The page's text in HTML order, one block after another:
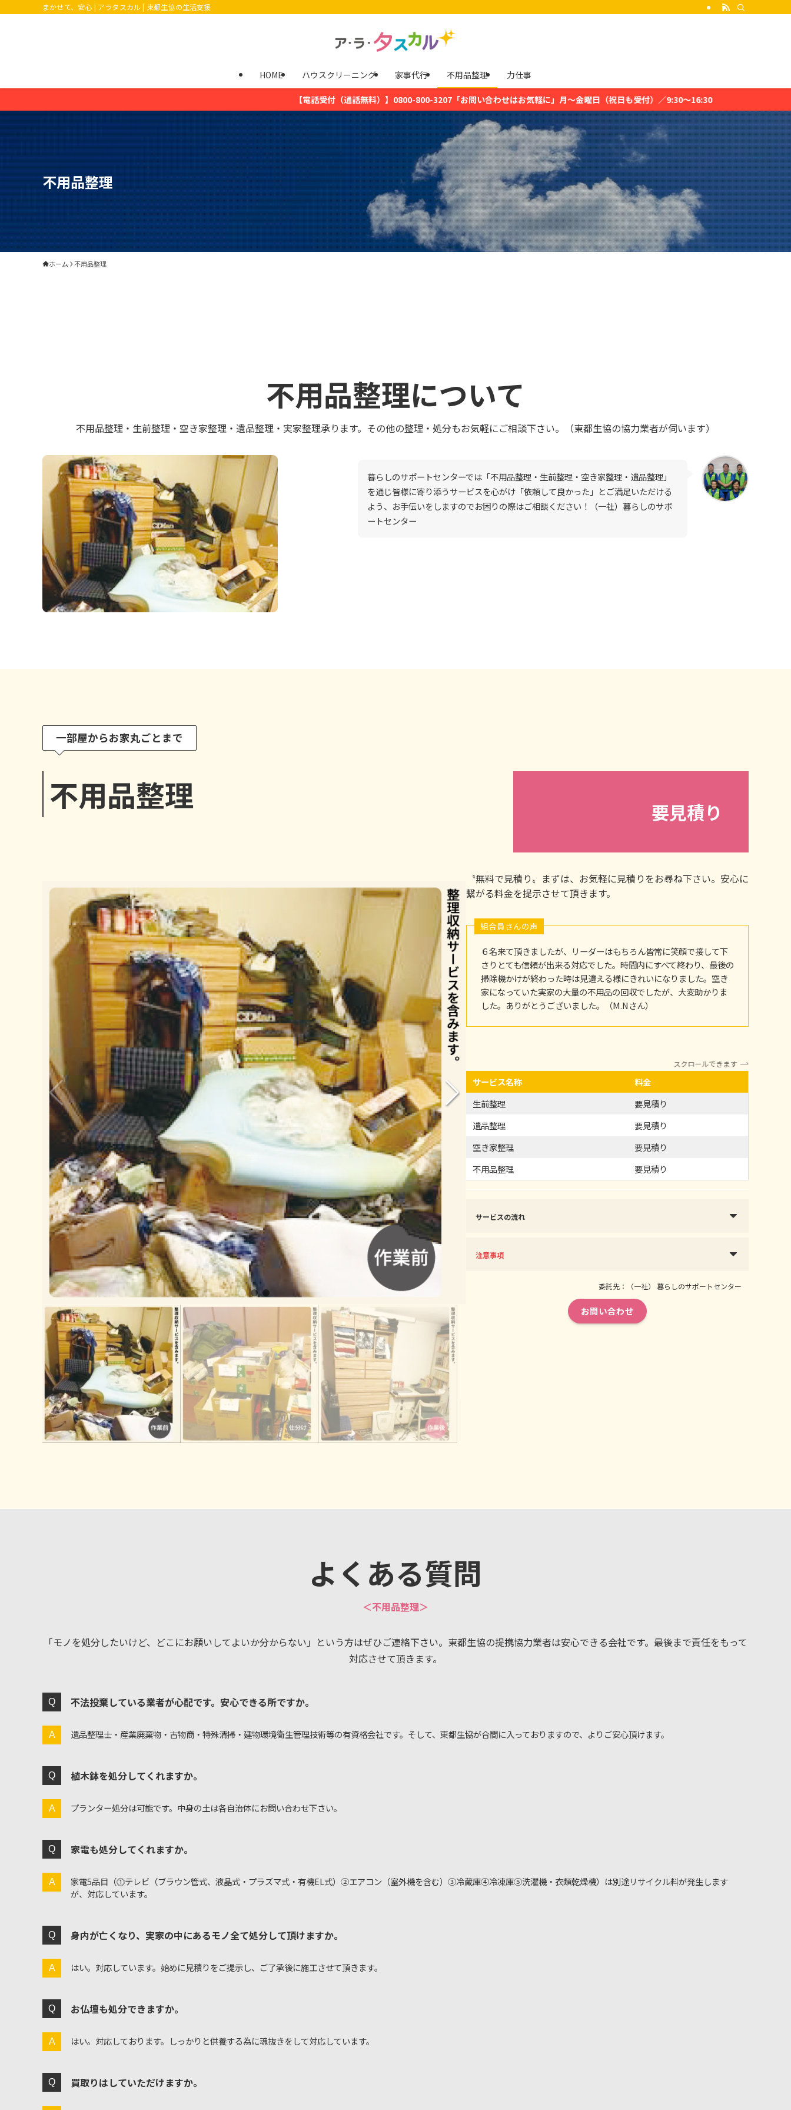
まかせて、安心 | アラタスカル | 東都生協の生活支援
HOME ハウスクリーニング 家事代行 不用品整理 力仕事
【電話受付（通話無料）】0800-800-3207「お問い合わせはお気軽に」月〜金曜日（祝日も受付）／9:30〜16:30
不用品整理
ホーム 不用品整理
不用品整理について
不用品整理・生前整理・空き家整理・遺品整理・実家整理承ります。その他の整理・処分もお気軽にご相談下さい。（東都生協の協力業者が伺います）
暮らしのサポートセンターでは「不用品整理・生前整理・空き家整理・遺品整理」
を通じ皆様に寄り添うサービスを心がけ「依頼して良かった」とご満足いただける
よう、お手伝いをしますのでお困りの際はご相談ください！（一社）暮らしのサポ
ートセンター
一部屋からお家丸ごとまで
不用品整理 要見積り
〝無料で見積り〟まずは、お気軽に見積りをお尋ね下さい。安心に
繋がる料金を提示させて頂きます。
組合員さんの声
６名来て頂きましたが、リーダーはもちろん皆常に笑顔で接して下
さりとても信頼が出来る対応でした。時間内にすべて終わり、最後の
掃除機かけが終わった時は見違える様にきれいになりました。空き
家になっていた実家の大量の不用品の回収でしたが、大変助かりま
した。ありがとうございました。（M.Nさん）
スクロールできます
サービス名称
料金
生前整理
要見積り
遺品整理
要見積り
空き家整理
要見積り
不用品整理
要見積り
サービスの流れ
注意事項
委託先：（一社） 暮らしのサポートセンター
お問い合わせ
よくある質問
＜不用品整理＞
「モノを処分したいけど、どこにお願いしてよいか分からない」という方はぜひご連絡下さい。東都生協の提携協力業者は安心できる会社です。最後まで責任をもって
対応させて頂きます。
不法投棄している業者が心配です。安心できる所ですか。
遺品整理士・産業廃棄物・古物商・特殊清掃・建物環境衛生管理技術等の有資格会社です。そして、東都生協が合間に入っておりますので、よりご安心頂けます。
植木鉢を処分してくれますか。
プランター処分は可能です。中身の土は各自治体にお問い合わせ下さい。
家電も処分してくれますか。
家電5品目（⓵テレビ（ブラウン管式、液晶式・プラズマ式・有機EL式）②エアコン（室外機を含む）③冷蔵庫④冷凍庫⑤洗濯機・衣類乾燥機）は別途リサイクル料が発生します
が、対応しています。
身内が亡くなり、実家の中にあるモノ全て処分して頂けますか。
はい。対応しています。始めに見積りをご提示し、ご了承後に施工させて頂きます。
お仏壇も処分できますか。
はい。対応しております。しっかりと供養する為に魂抜きをして対応しています。
買取りはしていただけますか。